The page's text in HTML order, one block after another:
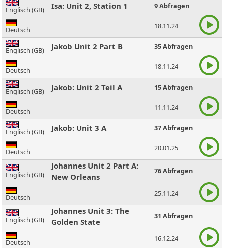
Englisch (GB) Isa: Unit 2, Station 1 9 Abfragen
Deutsch 18.11.24
Englisch (GB) Jakob Unit 2 Part B 35 Abfragen
Deutsch 18.11.24
Englisch (GB) Jakob: Unit 2 Teil A 15 Abfragen
Deutsch 11.11.24
Englisch (GB) Jakob: Unit 3 A 37 Abfragen
Deutsch 20.01.25
Englisch (GB)
Johannes Unit 2 Part A:
New Orleans
76 Abfragen
Deutsch 25.11.24
Englisch (GB)
Johannes Unit 3: The
Golden State
31 Abfragen
Deutsch 16.12.24